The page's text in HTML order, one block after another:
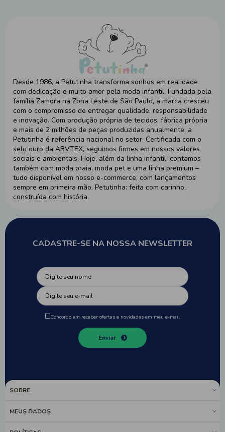
Desde 1986, a Petutinha transforma sonhos em realidade
com dedicação e muito amor pela moda infantil. Fundada pela
família Zamora na Zona Leste de São Paulo, a marca cresceu
com o compromisso de entregar qualidade, responsabilidade
e inovação. Com produção própria de tecidos, fábrica própria
e mais de 2 milhões de peças produzidas anualmente, a
Petutinha é referência nacional no setor. Certificada com o
selo ouro da ABVTEX, seguimos firmes em nossos valores
sociais e ambientais. Hoje, além da linha infantil, contamos
também com moda praia, moda pet e uma linha premium –
tudo disponível em nosso e-commerce, com lançamentos
sempre em primeira mão. Petutinha: feita com carinho,
construída com história.
CADASTRE-SE NA NOSSA NEWSLETTER
Enviar
Concordo em receber ofertas e novidades em meu e-mail
SOBRE
MEUS DADOS